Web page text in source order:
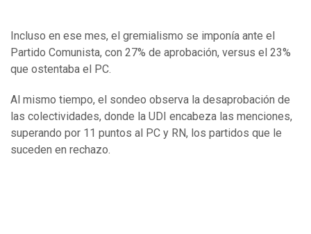
Incluso en ese mes, el gremialismo se imponía ante el
Partido Comunista, con 27% de aprobación, versus el 23%
que ostentaba el PC.
Al mismo tiempo, el sondeo observa la desaprobación de
las colectividades, donde la UDI encabeza las menciones,
superando por 11 puntos al PC y RN, los partidos que le
suceden en rechazo.